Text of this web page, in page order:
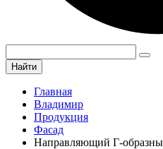
Найти
Главная
Владимир
Продукция
Фасад
Направляющий Г-